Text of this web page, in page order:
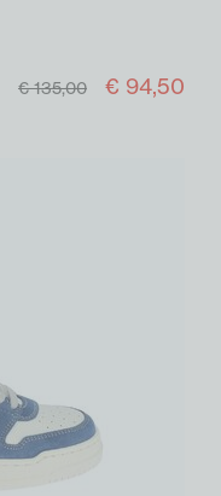
€ 135,00 € 94,50